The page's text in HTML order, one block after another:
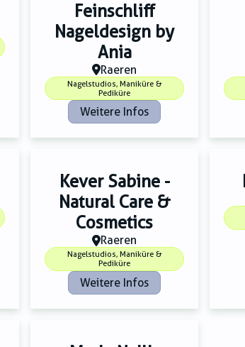
Feinschliff
Nageldesign by
Ania
Raeren
Nagelstudios, Maniküre &
Pediküre
Weitere Infos
Kever Sabine -
Natural Care &
Cosmetics
Raeren
Nagelstudios, Maniküre &
Pediküre
Weitere Infos